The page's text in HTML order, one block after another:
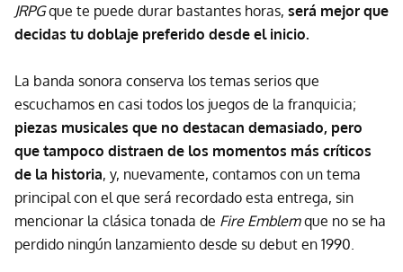
JRPGque te puede durar bastantes horas, será mejor que
decidas tu doblaje preferido desde el inicio.
La banda sonora conserva los temas serios que
escuchamos en casi todos los juegos de la franquicia;
piezas musicales que no destacan demasiado, pero
que tampoco distraen de los momentos más críticos
de la historia, y, nuevamente, contamos con un tema
principal con el que será recordado esta entrega, sin
mencionar la clásica tonada de Fire Emblemque no se ha
perdido ningún lanzamiento desde su debut en 1990.